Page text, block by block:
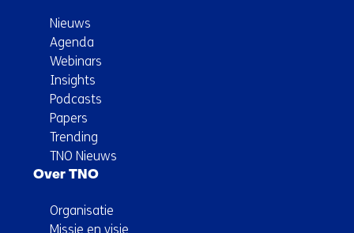
Nieuws
Agenda
Webinars
Insights
Podcasts
Papers
Trending
TNO Nieuws
Over TNO
Organisatie
Missie en visie